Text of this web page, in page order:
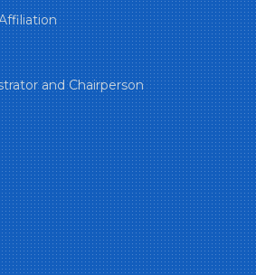
and Chairperson